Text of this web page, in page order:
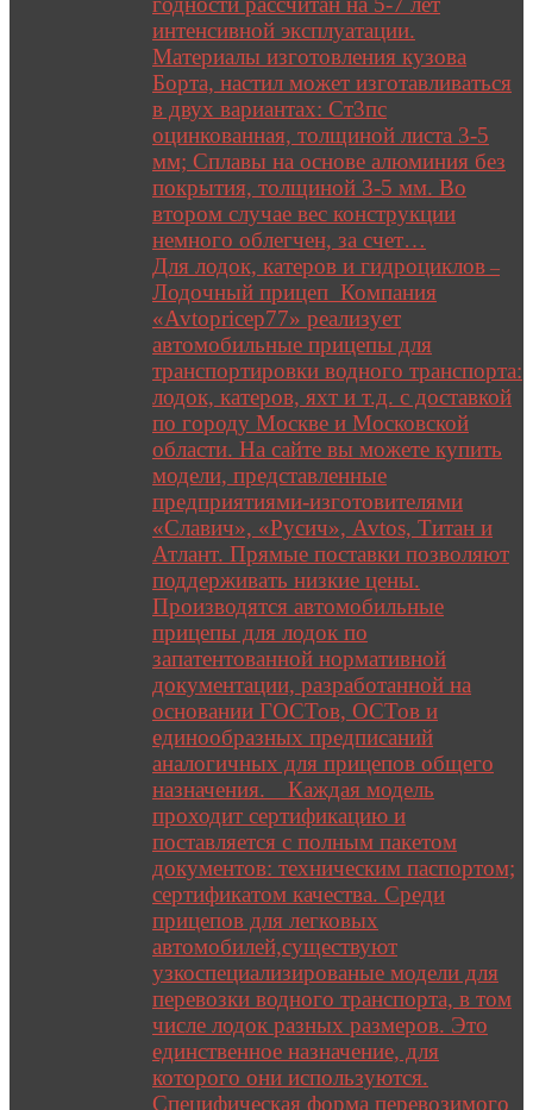
интенсивной эксплуатации.
Материалы изготовления кузова
Борта, настил может изготавливаться
в двух вариантах: Ст3пс
оцинкованная, толщиной листа 3-5
мм; Сплавы на основе алюминия без
покрытия, толщиной 3-5 мм. Во
втором случае вес конструкции
немного облегчен, за счет…
Для лодок, катеров и гидроциклов –
Лодочный прицеп Компания
«Avtopricep77» реализует
автомобильные прицепы для
транспортировки водного транспорта:
лодок, катеров, яхт и т.д. с доставкой
по городу Москве и Московской
области. На сайте вы можете купить
модели, представленные
предприятиями-изготовителями
«Славич», «Русич», Avtos, Титан и
Атлант. Прямые поставки позволяют
поддерживать низкие цены.
Производятся автомобильные
прицепы для лодок по
запатентованной нормативной
документации, разработанной на
основании ГОСТов, ОСТов и
единообразных предписаний
аналогичных для прицепов общего
назначения. Каждая модель
проходит сертификацию и
поставляется с полным пакетом
документов: техническим паспортом;
сертификатом качества. Среди
прицепов для легковых
автомобилей,существуют
узкоспециализированые модели для
перевозки водного транспорта, в том
числе лодок разных размеров. Это
единственное назначение, для
которого они используются.
Специфическая форма перевозимого